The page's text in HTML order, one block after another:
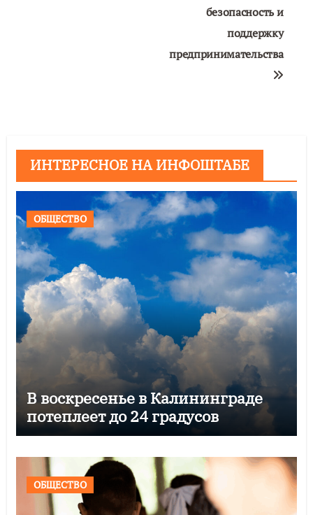
безопасность и
поддержку
предпринимательства
ИНТЕРЕСНОЕ НА ИНФОШТАБЕ
ОБЩЕСТВО
В воскресенье в Калининграде
потеплеет до 24 градусов
ОБЩЕСТВО